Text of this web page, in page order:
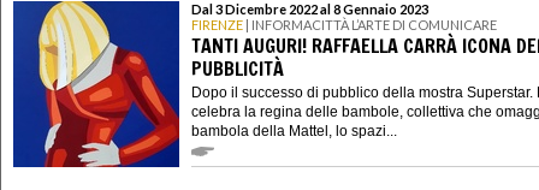
Dal 3 Dicembre 2022 al 8 Gennaio 2023
FIRENZE | INFORMACITTÀ L’ARTE DI COMUNICARE
TANTI AUGURI! RAFFAELLA CARRÀ ICONA
PUBBLICITÀ
Dopo il successo di pubblico della mostra Superstar.
celebra la regina delle bambole, collettiva che
bambola della Mattel, lo spazi...